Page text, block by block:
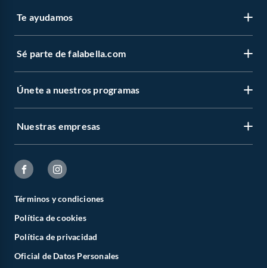
Te ayudamos
Sé parte de falabella.com
Únete a nuestros programas
Nuestras empresas
Términos y condiciones
Política de cookies
Política de privacidad
Oficial de Datos Personales